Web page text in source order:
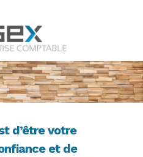
d’être votre
et de